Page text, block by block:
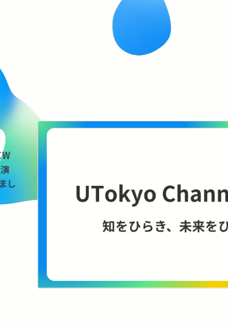
きか
と倫
展は社会
手がかり